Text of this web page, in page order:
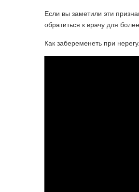
Если вы заметили эти
обратиться к врачу для
Как забеременеть при